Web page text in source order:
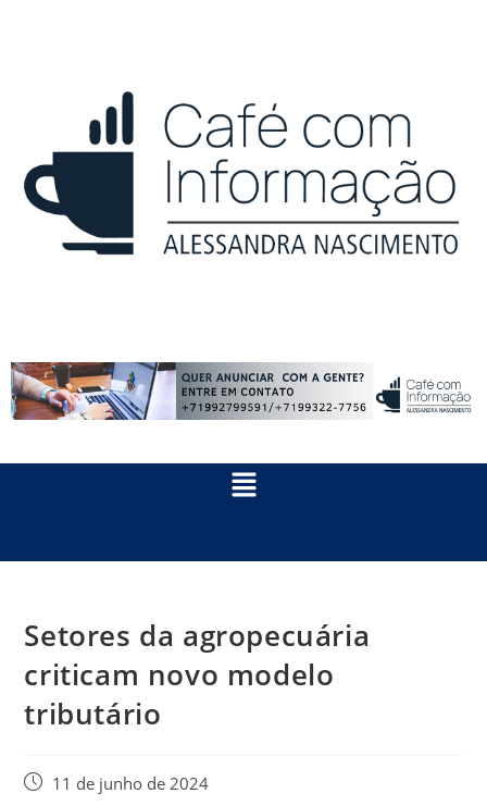
Setores da agropecuária
criticam novo modelo
tributário
11 de junho de 2024